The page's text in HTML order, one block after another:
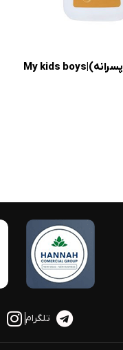
شامپو کودک مای (پسرانه)|My kids boys
تلگرام